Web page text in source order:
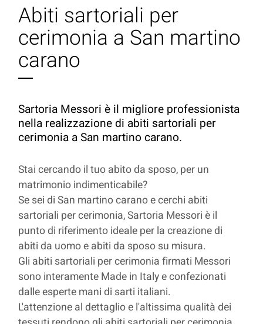
Abiti sartoriali per
cerimonia a San martino
carano
Sartoria Messori è il migliore professionista
nella realizzazione di abiti sartoriali per
cerimonia a San martino carano.
Stai cercando il tuo abito da sposo, per un
matrimonio indimenticabile?
Se sei di San martino carano e cerchi abiti
sartoriali per cerimonia, Sartoria Messori è il
punto di riferimento ideale per la creazione di
abiti da uomo e abiti da sposo su misura.
Gli abiti sartoriali per cerimonia firmati Messori
sono interamente Made in Italy e confezionati
dalle esperte mani di sarti italiani.
L'attenzione al dettaglio e l'altissima qualità dei